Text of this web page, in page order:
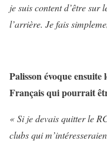
je suis content d’être sur
l’arrière. Je fais
Palisson évoque
Français qui pourrait
« Si je devais quitter le
clubs qui